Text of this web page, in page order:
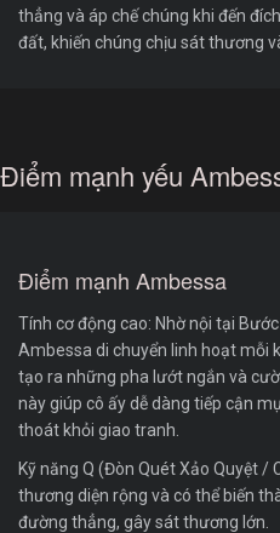
thẳng và áp chế chúng khi đến
đất, khiến chúng chịu sát thương
Điểm mạnh yếu
Điểm mạnh Ambessa
Tính cơ động cao: Nhờ nội tại
Ambessa di chuyển linh hoạt mỗi
tạo ra những pha lướt ngắn và
này giúp cô ấy dễ dàng tiếp cận
thoát khỏi giao tranh.
Kỹ năng Q (Đòn Quét Xảo Quyệt /
thương diện rộng và có thể biến
đường thẳng, gây sát thương lớn.